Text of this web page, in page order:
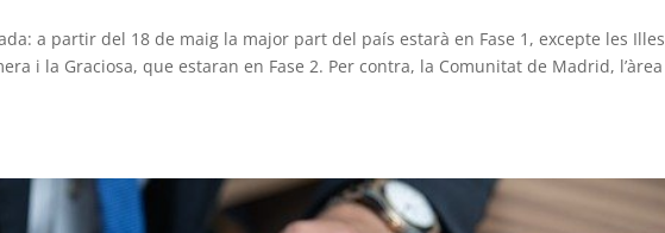
a partir del 18 de maig la major part del país estarà en Fase 1, excepte les Illes
i la Graciosa, que estaran en Fase 2. Per contra, la Comunitat de Madrid, l’àrea